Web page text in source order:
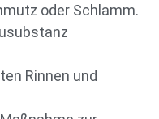
oder Schlamm.
Rinnen und